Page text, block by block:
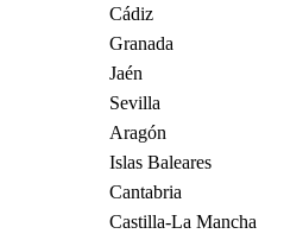
Cádiz
Granada
Jaén
Sevilla
Aragón
Islas Baleares
Cantabria
Castilla-La Mancha